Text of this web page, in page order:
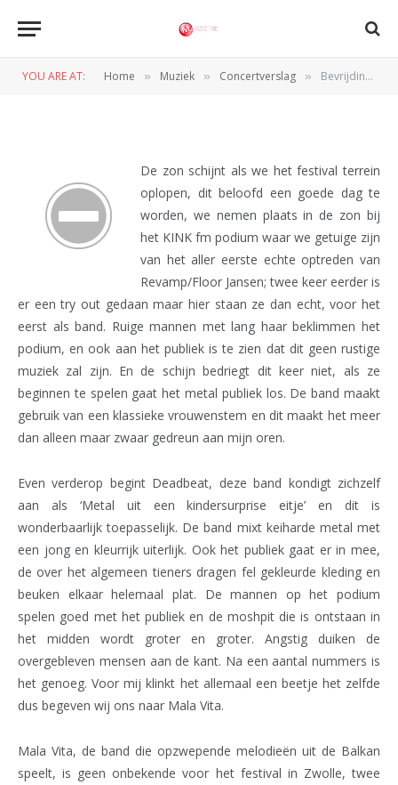
YOU ARE AT: Home » Muziek » Concertverslag » Bevrijdingsfestival Overijsel (Zwolle, 05-05-2010)
Bevrijdingsfestival Overijsel
De zon schijnt als we het festival terrein
oplopen, dit beloofd een goede dag te
worden, we nemen plaats in de zon bij
het KINK fm podium waar we getuige zijn
van het aller eerste echte optreden van
Revamp/Floor Jansen; twee keer eerder is
er een try out gedaan maar hier staan ze dan echt, voor het
eerst als band. Ruige mannen met lang haar beklimmen het
podium, en ook aan het publiek is te zien dat dit geen rustige
muziek zal zijn. En de schijn bedriegt dit keer niet, als ze
beginnen te spelen gaat het metal publiek los. De band maakt
gebruik van een klassieke vrouwenstem en dit maakt het meer
dan alleen maar zwaar gedreun aan mijn oren.
Even verderop begint Deadbeat, deze band kondigt zichzelf
aan als ‘Metal uit een kindersurprise eitje’ en dit is
wonderbaarlijk toepasselijk. De band mixt keiharde metal met
een jong en kleurrijk uiterlijk. Ook het publiek gaat er in mee,
de over het algemeen tieners dragen fel gekleurde kleding en
beuken elkaar helemaal plat. De mannen op het podium
spelen goed met het publiek en de moshpit die is ontstaan in
het midden wordt groter en groter. Angstig duiken de
overgebleven mensen aan de kant. Na een aantal nummers is
het genoeg. Voor mij klinkt het allemaal een beetje het zelfde
dus begeven wij ons naar Mala Vita.
Mala Vita, de band die opzwepende melodieën uit de Balkan
speelt, is geen onbekende voor het festival in Zwolle, twee